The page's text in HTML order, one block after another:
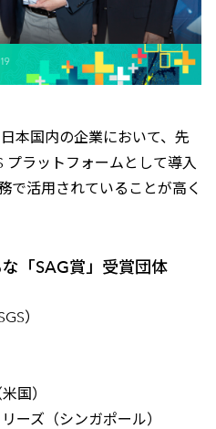
本国内の企業において、先
プラットフォームとして導入
で活用されていることが高く
「SAG賞」受賞団体
）
国）
ーズ（シンガポール）